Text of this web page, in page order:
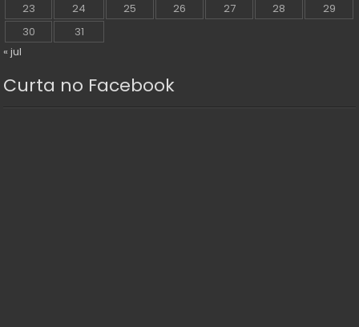
23
24 25 26 27 28
29
30
31
« jul
Curta no Facebook